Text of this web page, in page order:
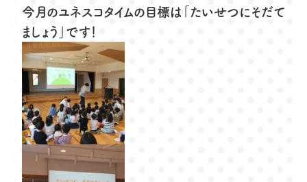
今月のユネスコタイムの目標は「たいせつにそだて
ましょう」です！